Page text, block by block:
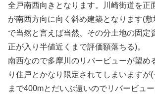
全戸南西向きとなります。川崎街道を正
が南西方向に向く斜め建築となります(
で当然と言えば当然、その分土地の固定
正が入り半値近くまで評価額落ちる)。
南西なので多摩川のリバービューが望め
り住戸とかなり限定されてしまいますが
まで400mとだいぶ遠いのでリバービュ